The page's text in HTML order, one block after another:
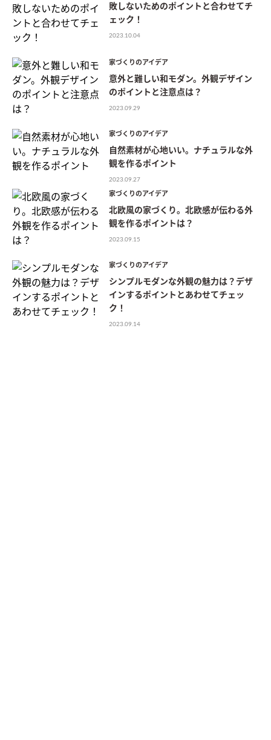
敗しないためのポイントと合わせてチ
ェック！
2023.10.04
家づくりのアイデア
意外と難しい和モダン。外観デザイン
のポイントと注意点は？
2023.09.29
家づくりのアイデア
自然素材が心地いい。ナチュラルな外
観を作るポイント
2023.09.27
家づくりのアイデア
北欧風の家づくり。北欧感が伝わる外
観を作るポイントは？
2023.09.15
家づくりのアイデア
シンプルモダンな外観の魅力は？デザ
インするポイントとあわせてチェッ
ク！
2023.09.14